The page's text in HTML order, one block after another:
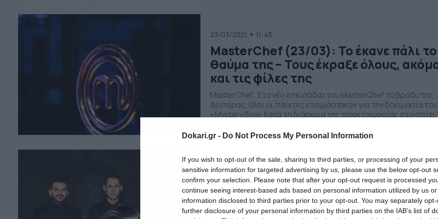
Dokari.gr - Do Not Process My Personal Information
If you wish to opt-out of the sale, sharing to third parties, or processing of your
sensitive information for targeted advertising by us, please use the below opt-out
confirm your selection. Please note that after your opt-out request is processed
continue seeing interest-based ads based on personal information utilized by us
information disclosed to third parties prior to your opt-out. You may separately
further disclosure of your personal information by third parties on the IAB’s list of
23/03/2021 11:45
MasterChef (23/03): Το έκανε πάλι το
θαύμα της – Τους έκραξε όλους,
και τις φίλες της
MasterChef: Στο νέο επεισόδιο του MasterChef το βράδυ της
Δευτέρας, όλοι οι παίκτες ετοιμάστηκαν για την δοκιμασία του
«Mystery Box» Κατά τη διάρκεια της προετοιμασίας στο σπίτι,
παρέμεινε στο ριάλιτι μαγειρικής στην τελευταία δοκιμασία
19/03/2021 22:12
MasterChef Spoiler 19/3: Αυτός ο
παίκτης θα αποχωρήσει (video)